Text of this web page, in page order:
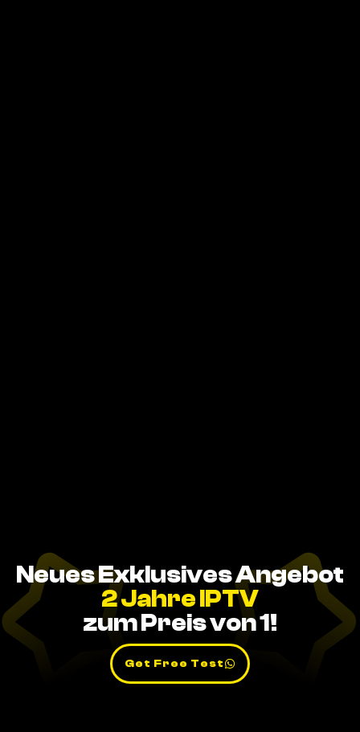
Neues Exklusives Angebot
2 Jahre IPTV
zum Preis von 1!
Get Free Test